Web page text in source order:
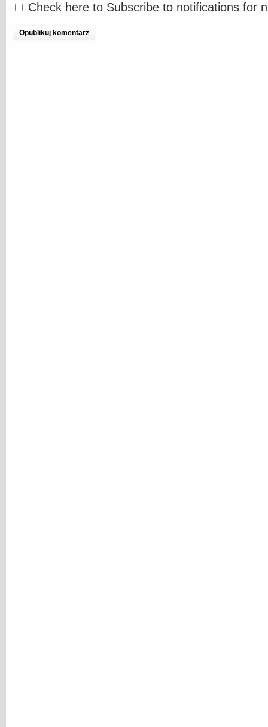
Check here to Subscribe to notifications for